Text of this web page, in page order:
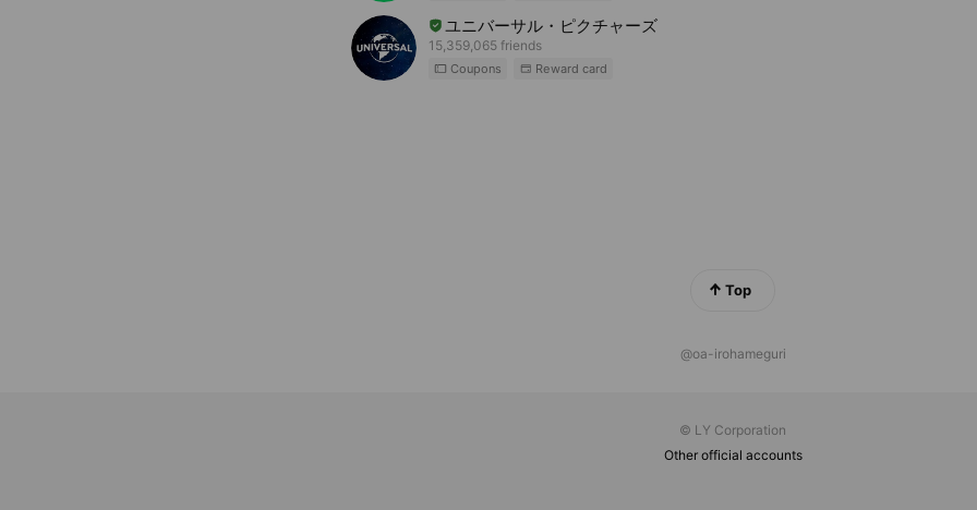
ユニバーサル・ピクチャーズ
15,359,065 friends
Coupons Reward card
Top
@oa-irohameguri
© LY Corporation
Other official accounts